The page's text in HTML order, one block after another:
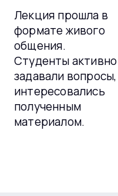
Лекция прошла в
формате живого
общения.
Студенты активно
задавали вопросы,
интересовались
полученным
материалом.